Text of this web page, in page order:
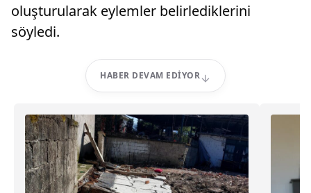
oluşturularak eylemler belirlediklerini
söyledi.
HABER DEVAM EDIYOR